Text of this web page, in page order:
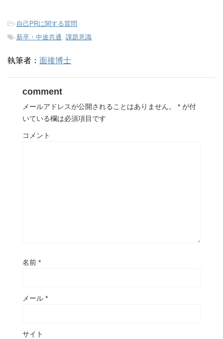
-自己PRに関する質問
-新卒・中途共通 課題意識
執筆者： 面接博士
comment
メールアドレスが公開されることはありません。 * が付
いている欄は必須項目です
コメント
名前 *
メール *
サイト